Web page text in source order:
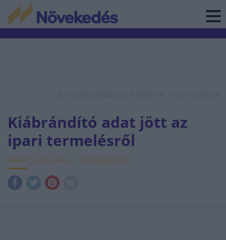
Kiábrándító adat jött az
ipari termelésről
HÍREK 2024. JAN. 9. NÖVEKEDÉS.HU